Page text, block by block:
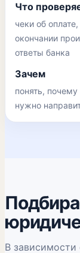
Что
чеки об
окончании
ответы банка
Зачем
понять,
нужно
В зависимости